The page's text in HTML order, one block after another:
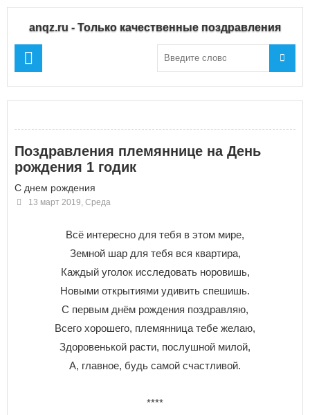
anqz.ru - Только качественные поздравления
Поздравления племяннице на День
рождения 1 годик
С днем рождения
13 март 2019, Среда
Всё интересно для тебя в этом мире,
Земной шар для тебя вся квартира,
Каждый уголок исследовать норовишь,
Новыми открытиями удивить спешишь.
С первым днём рождения поздравляю,
Всего хорошего, племянница тебе желаю,
Здоровенькой расти, послушной милой,
А, главное, будь самой счастливой.
****